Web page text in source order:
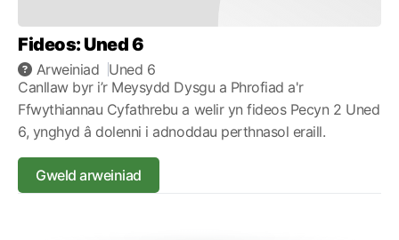
Fideos: Uned 6
Arweiniad Uned 6
Canllaw byr i’r Meysydd Dysgu a Phrofiad a'r
Ffwythiannau Cyfathrebu a welir yn fideos Pecyn 2 Uned
6, ynghyd â dolenni i adnoddau perthnasol eraill.
Gweld arweiniad